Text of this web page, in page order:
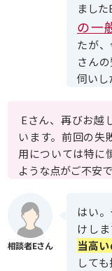
まし
の一
たが
さん
伺いし
Eさん、再びお越
います。前回の失
用については特に
ような点がご不安
はい
けし
当高い
して